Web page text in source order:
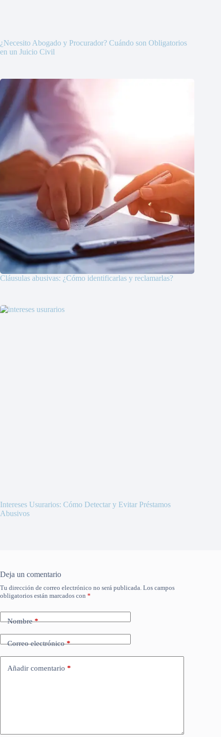
¿Necesito Abogado y Procurador? Cuándo son Obligatorios
en un Juicio Civil
Cláusulas abusivas: ¿Cómo identificarlas y reclamarlas?
Intereses Usurarios: Cómo Detectar y Evitar Préstamos
Abusivos
Deja un comentario
Tu dirección de correo electrónico no será publicada. Los campos
obligatorios están marcados con *
Nombre*
Correo electrónico*
Añadir comentario *